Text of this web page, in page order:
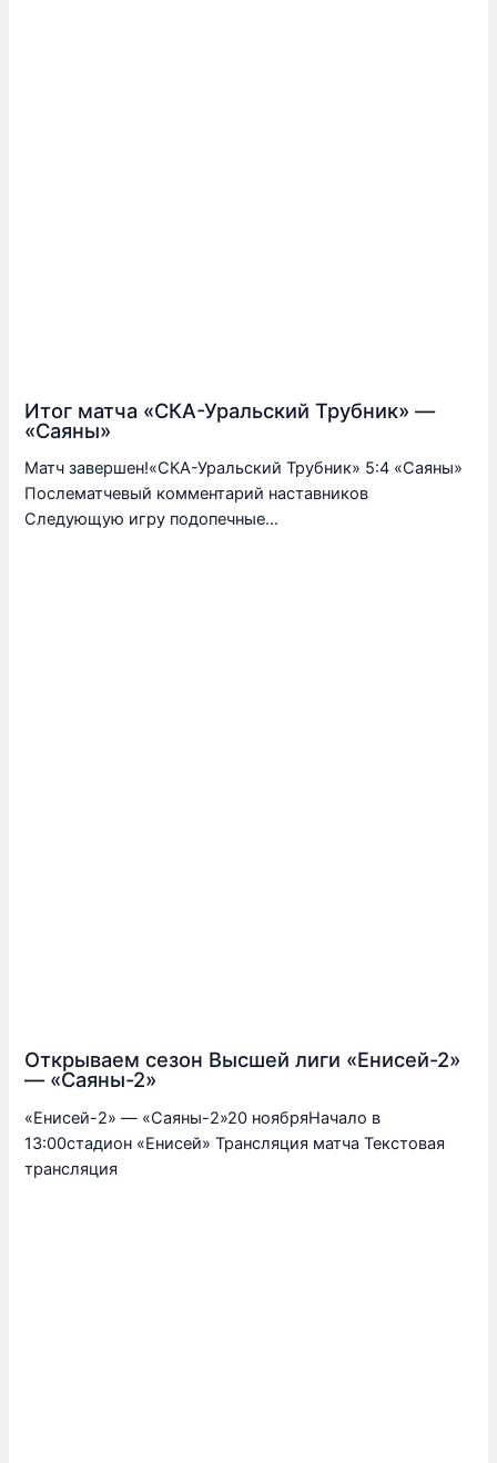
Итог матча «СКА-Уральский Трубник» —
«Саяны»
Матч завершен!«СКА-Уральский Трубник» 5:4 «Саяны»
Послематчевый комментарий наставников
Следующую игру подопечные…
Открываем сезон Высшей лиги «Енисей-2»
— «Саяны-2»
«Енисей-2» — «Саяны-2»20 ноябряНачало в
13:00стадион «Енисей» Трансляция матча Текстовая
трансляция